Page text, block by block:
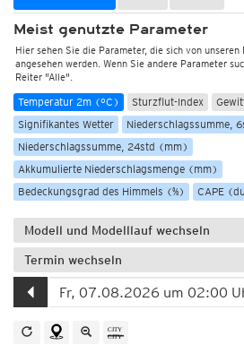
Meist genutzte Parameter
Hier sehen Sie die Parameter, die sich von
angesehen werden. Wenn Sie andere Parameter
Reiter "Alle".
Temperatur 2m (°C) Sturzflut-Index
Signifikantes Wetter
Niederschlagssumme,
Niederschlagssumme, 24std (mm)
Akkumulierte Niederschlagsmenge (mm)
Bedeckungsgrad des Himmels (%)
CAPE
Modell und Modelllauf wechseln
Termin wechseln